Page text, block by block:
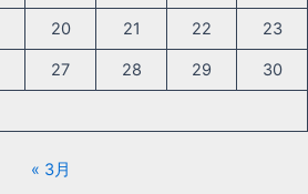
20 21 22 23
27 28 29 30
« 3月